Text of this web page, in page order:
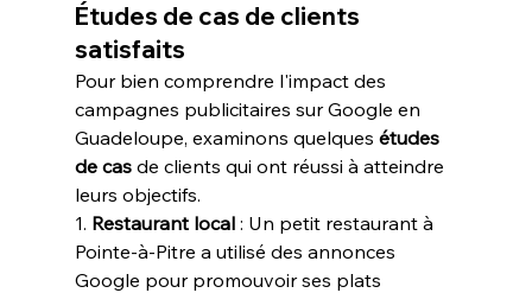
Études de cas de clients
satisfaits
Pour bien comprendre l'impact des
campagnes publicitaires sur Google en
Guadeloupe, examinons quelques études
de cas de clients qui ont réussi à atteindre
leurs objectifs.
1. Restaurant local : Un petit restaurant à
Pointe-à-Pitre a utilisé des annonces
Google pour promouvoir ses plats